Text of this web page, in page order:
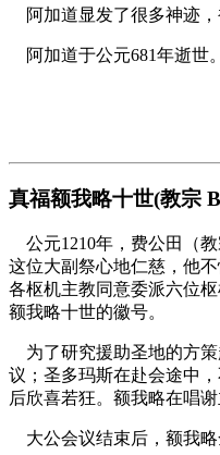
阿加道显发了很多神迹，
阿加道于公元681年逝世。
真福额我略十世(教宗
公元1210年，费公田（
这位大副祭心地仁慈，他
各枢机主教同意委派六位
额我略十世的徽号。
为了研究援助圣地的方策
议；圣多玛斯在赴会途中
后欣喜若狂。额我略在唱
大公会议结束后，额我略